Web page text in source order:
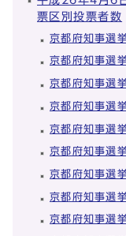
票区別投票者数
京都府知事選
京都府知事選
京都府知事選
京都府知事選
京都府知事選
京都府知事選
京都府知事選
京都府知事選
京都府知事選